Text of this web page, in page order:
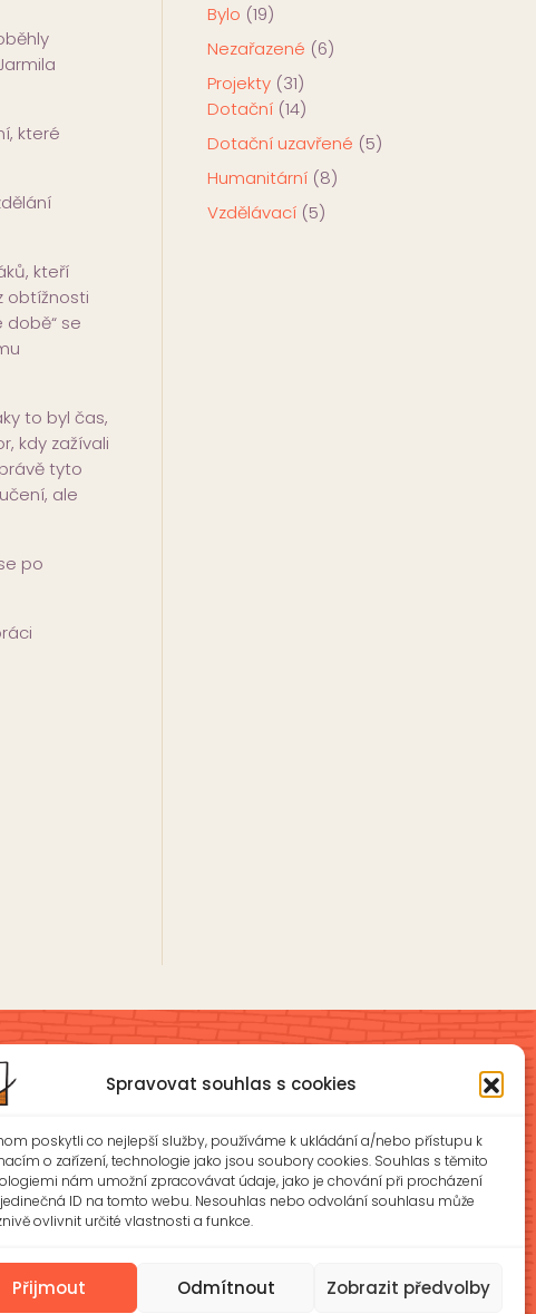
Spravovat souhlas s cookies
poskytli co nejlepší služby, používáme k ukládání a/nebo přístupu k
o zařízení, technologie jako jsou soubory cookies. Souhlas s těmito
nám umožní zpracovávat údaje, jako je chování při procházení
ID na tomto webu. Nesouhlas nebo odvolání souhlasu může
ovlivnit určité vlastnosti a funkce.
Přijmout Odmítnout Zobrazit předvolby
které
kteří
obtížnosti
se
to byl čas,
kdy zažívali
tyto
ale
po
Bylo (19)
Nezařazené (6)
Projekty(31)
Dotační(14)
Dotační uzavřené (5)
Humanitární(8)
Vzdělávací(5)
ŠJ: +420 577 927 979
ŠD: +420 577 926 720
reditelna@zsotrman.cz
Prohlášení o přístupnosti